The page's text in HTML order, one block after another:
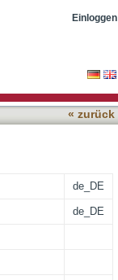
Einloggen
« zurück
de_DE
de_DE